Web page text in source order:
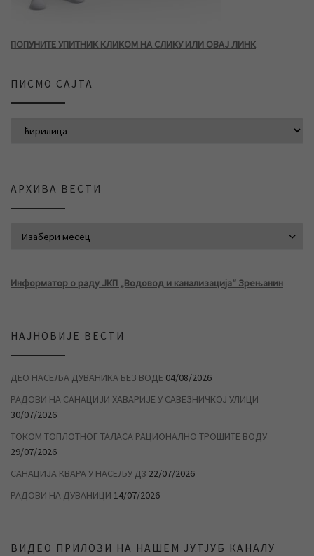
ПОПУНИТЕ УПИТНИК КЛИКОМ НА СЛИКУ ИЛИ ОВАЈ ЛИНК
ПИСМО САЈТА
АРХИВА ВЕСТИ
Информатор о раду ЈКП „Водовод и канализација“ Зрењанин
НАЈНОВИЈЕ ВЕСТИ
ДЕО НАСЕЉА ДУВАНИКА БЕЗ ВОДЕ 04/08/2026
РАДОВИ НА САНАЦИЈИ ХАВАРИЈЕ У САВЕЗНИЧКОЈ УЛИЦИ
30/07/2026
ТОКОМ ТОПЛОТНОГ ТАЛАСА РАЦИОНАЛНО ТРОШИТЕ ВОДУ
29/07/2026
САНАЦИЈА КВАРА У НАСЕЉУ Д3 22/07/2026
РАДОВИ НА ДУВАНИЦИ 14/07/2026
ВИДЕО ПРИЛОЗИ НА НАШЕМ ЈУТЈУБ КАНАЛУ